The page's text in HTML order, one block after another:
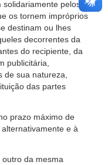
pelos
os tornem impróprios
destinam ou lhes
decorrentes da
do recipiente, da
publicitária,
de sua natureza,
das partes
prazo máximo de
e à
da mesma